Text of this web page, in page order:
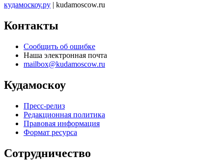
кудамоскоу.ру | kudamoscow.ru
Контакты
Сообщить об ошибке
Наша электронная почта
mailbox@kudamoscow.ru
Кудамоскоу
Пресс-релиз
Редакционная политика
Правовая информация
Формат ресурса
Сотрудничество